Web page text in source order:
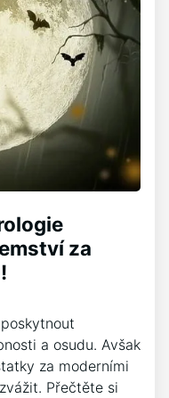
za
a osudu. Avšak
za moderními
Přečtěte si